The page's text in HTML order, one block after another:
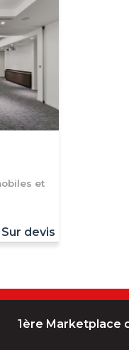
et
Sur devis
1ère Marketplace